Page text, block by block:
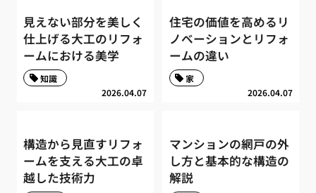
見えない部分を美しく
仕上げる大工のリフォ
ームにおける美学
2026.04.07
知識
住宅の価値を高めるリ
ノベーションとリフォ
ームの違い
2026.04.07
家
構造から見直すリフォ
ームを支える大工の卓
越した技術力
マンションの網戸の外
し方と基本的な構造の
解説